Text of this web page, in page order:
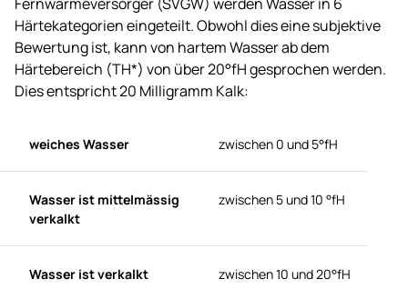
Härtekategorien eingeteilt. Obwohl dies eine subjektive
Bewertung ist, kann von hartem Wasser ab dem
Härtebereich (TH*) von über 20°fH gesprochen werden.
Dies entspricht 20 Milligramm Kalk:
weiches Wasser zwischen 0 und 5°fH
Wasser ist mittelmässig
verkalkt
zwischen 5 und 10 °fH
Wasser ist verkalkt zwischen 10 und 20°fH